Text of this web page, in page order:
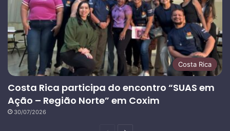
Costa Rica
Costa Rica participa do encontro “SUAS em
Ação – Região Norte” em Coxim
30/07/2026